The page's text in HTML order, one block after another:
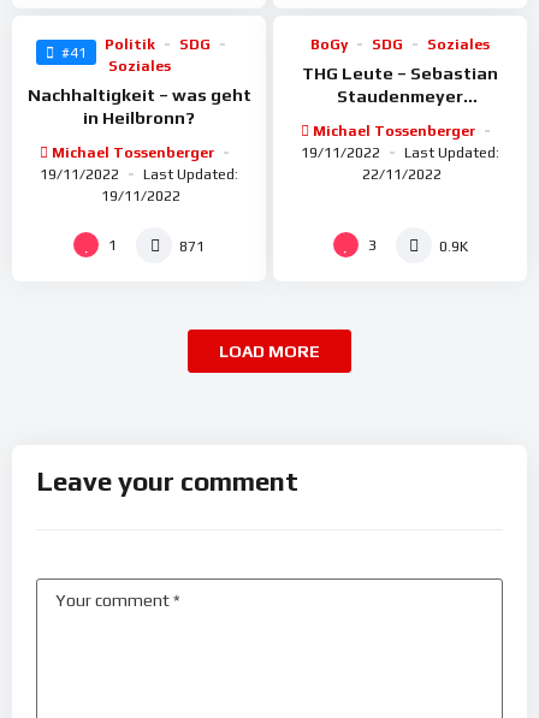
#41
BoGy Politik
SDG
Soziales
Nachhaltigkeit – was geht
in Heilbronn?
Michael Tossenberger
19/11/2022
Last Updated:
19/11/2022
1 871
BoGy SDG Soziales
THG Leute – Sebastian
Staudenmeyer
Michael Tossenberger
19/11/2022
Last Updated:
22/11/2022
3 0.9K
LOAD MORE
Leave your comment